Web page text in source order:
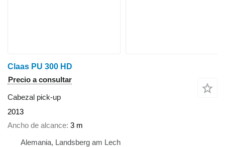
Claas PU 300 HD
Precio a consultar
Cabezal pick-up
2013
Ancho de alcance 3 m
Alemania, Landsberg am Lech